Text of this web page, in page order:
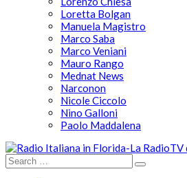
Loretta Bolgan
Manuela Magistro
Marco Saba
Marco Veniani
Mauro Rango
Mednat News
Narconon
Nicole Ciccolo
Nino Galloni
Paolo Maddalena